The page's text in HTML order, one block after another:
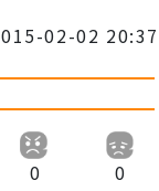
02-02 20:37
0 0